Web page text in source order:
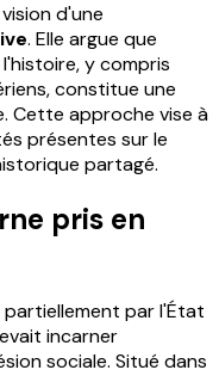
d'une
. Elle argue que
y compris
constitue une
Cette approche vise à
présentes sur le
partagé.
pris en
par l'État
incarner
sociale. Situé dans